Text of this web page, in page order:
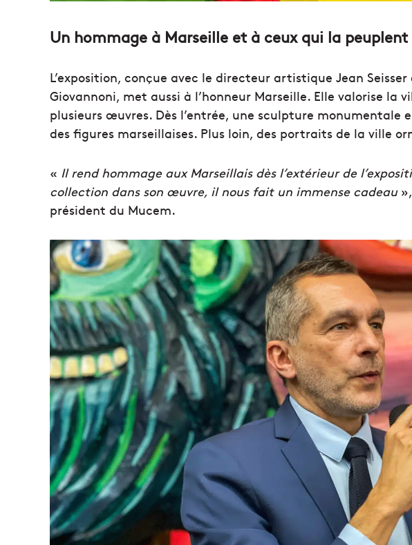
Un hommage à Marseille et à ceux qui la peuplent
L’exposition, conçue avec le directeur artistique Jean
Giovannoni, met aussi à l’honneur Marseille. Elle valorise la
plusieurs œuvres. Dès l’entrée, une sculpture monumentale
des figures marseillaises. Plus loin, des portraits de la ville
« Il rend hommage aux Marseillais dès l’extérieur de
collection dans son œuvre, il nous fait un immense cadeau»,
président du Mucem.